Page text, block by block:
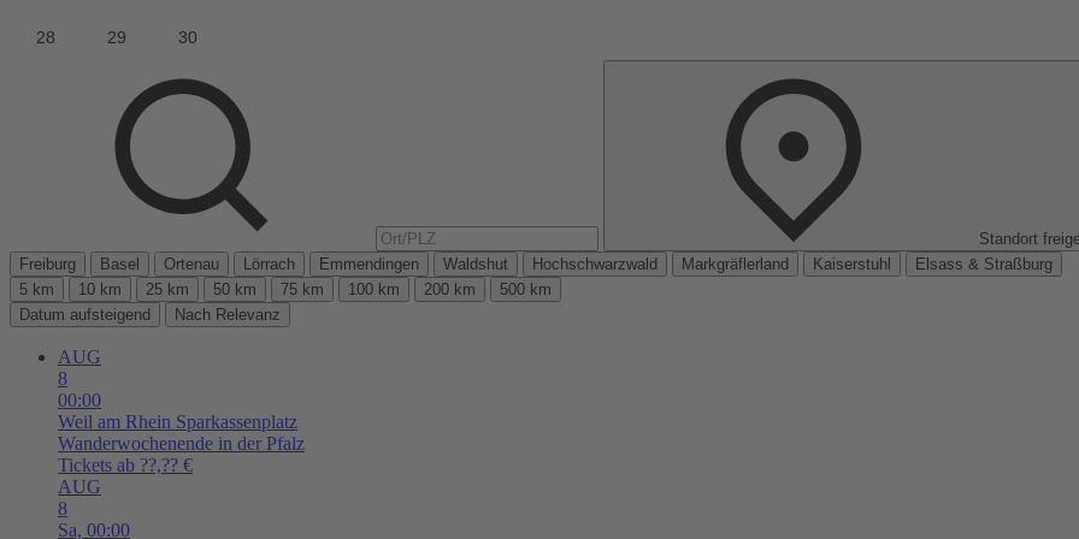
Standort
Freiburg
Basel Ortenau Lörrach Emmendingen Waldshut Hochschwarzwald Markgräflerland Kaiserstuhl
Elsass & Straßburg
5 km
10 km 25 km 50 km 75 km 100 km 200 km
500 km
Datum aufsteigend
Nach Relevanz
AUG
8
00:00
Weil am Rhein Sparkassenplatz
Wanderwochenende in der Pfalz
Tickets ab ??,?? €
AUG
8
Sa, 00:00